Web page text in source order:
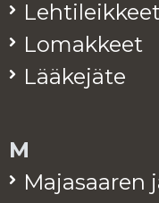
Lo­mak­keet
Lää­ke­jä­te
M
Ma­ja­saa­ren